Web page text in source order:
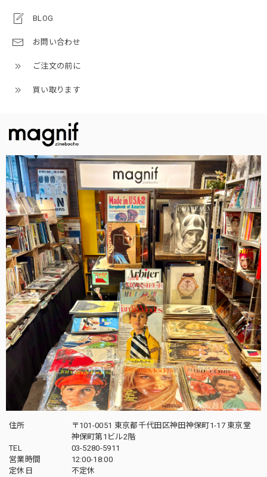
BLOG
お問い合わせ
ご注文の前に
買い取ります
住所
〒101-0051 東京都千代田区神田神保町1-17 東京堂
神保町第1ビル2階
TEL
03-5280-5911
営業時間
12:00-18:00
定休日
不定休